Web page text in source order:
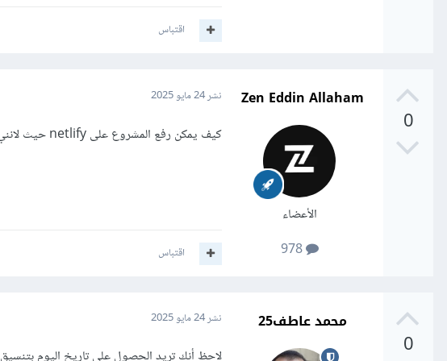
اقتباس
0
Zen Eddin Allaham
الأعضاء
978
نشر24 مايو 2025
كيف يمكن رفع المشروع على netlify حيث لانني اول مرة ارفع مشروع react اريده مشروع كرابط
اقتباس
0
محمد عاطف25 نشر24 مايو 2025